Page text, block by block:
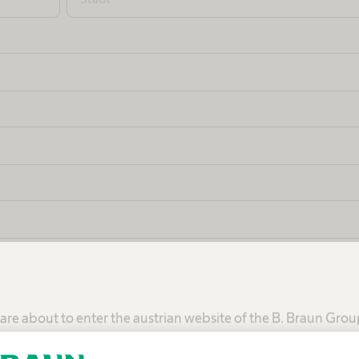
about to enter the austrian website of the B. Braun